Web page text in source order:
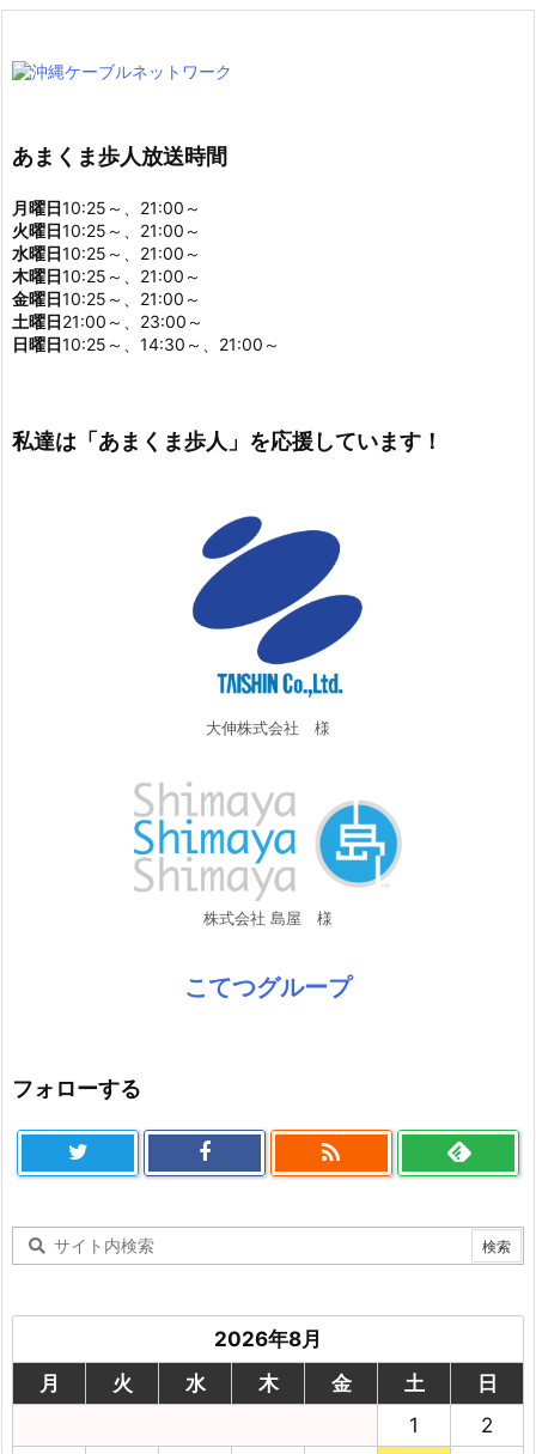
あまくま歩人放送時間
月曜日10:25～、21:00～
火曜日10:25～、21:00～
水曜日10:25～、21:00～
木曜日10:25～、21:00～
金曜日10:25～、21:00～
土曜日21:00～、23:00～
日曜日10:25～、14:30～、21:00～
私達は「あまくま歩人」を応援しています！
大伸株式会社 様
株式会社 島屋 様
こてつグループ
フォローする

2026年8月
月
火 水 木 金 土
日
1
2